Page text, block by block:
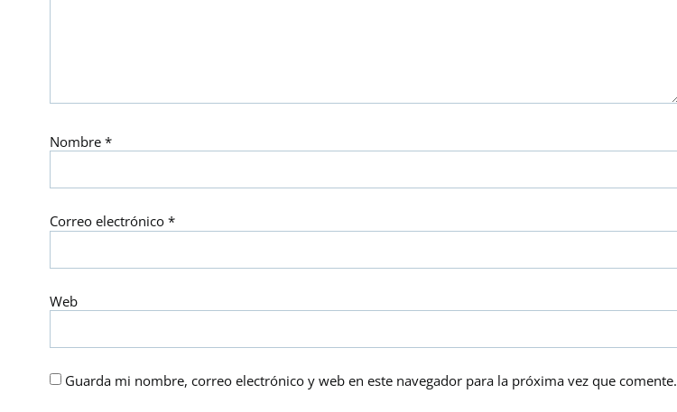
Nombre *
Correo electrónico *
Web
Guarda mi nombre, correo electrónico y web en este navegador para la próxima vez que comente.